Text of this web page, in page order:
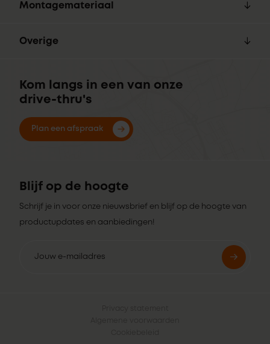
Montagemateriaal
Overige
Kom langs in een van onze
drive-thru's
Plan een afspraak
Blijf op de hoogte
Schrijf je in voor onze nieuwsbrief en blijf op de hoogte van
productupdates en aanbiedingen!